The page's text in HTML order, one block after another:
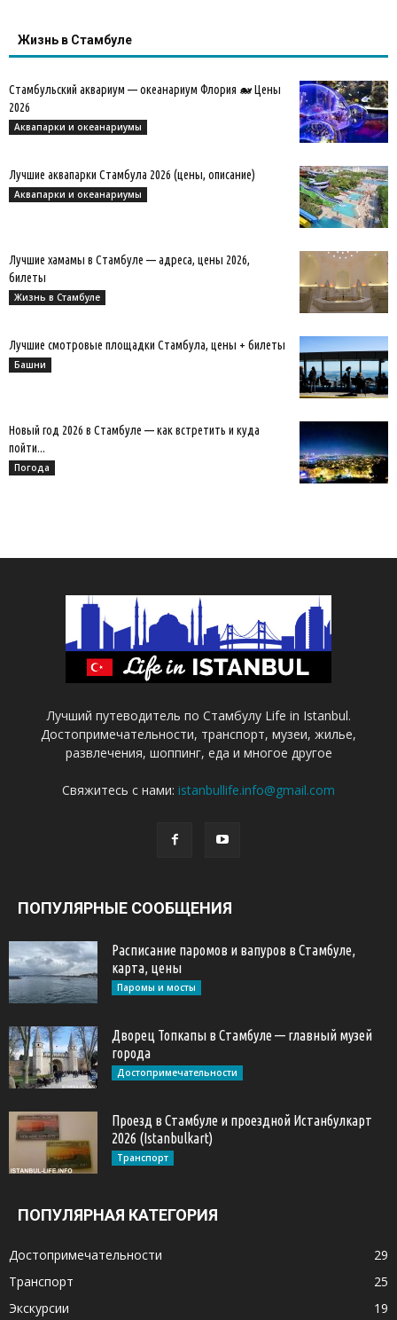
Жизнь в Стамбуле
Стамбульский аквариум — океанариум Флория 🐋 Цены
2026
Аквапарки и океанариумы
Лучшие аквапарки Стамбула 2026 (цены, описание)
Аквапарки и океанариумы
Лучшие хамамы в Стамбуле — адреса, цены 2026,
билеты
Жизнь в Стамбуле
Лучшие смотровые площадки Стамбула, цены + билеты
Башни
Новый год 2026 в Стамбуле — как встретить и куда
пойти...
Погода
Лучший путеводитель по Стамбулу Life in Istanbul.
Достопримечательности, транспорт, музеи, жилье,
развлечения, шоппинг, еда и многое другое
Свяжитесь с нами: istanbullife.info@gmail.com
ПОПУЛЯРНЫЕ СООБЩЕНИЯ
Расписание паромов и вапуров в Стамбуле,
карта, цены
Паромы и мосты
Дворец Топкапы в Стамбуле — главный музей
города
Достопримечательности
Проезд в Стамбуле и проездной Истанбулкарт
2026 (Istanbulkart)
Транспорт
ПОПУЛЯРНАЯ КАТЕГОРИЯ
Достопримечательности
29
Транспорт
25
Экскурсии
19